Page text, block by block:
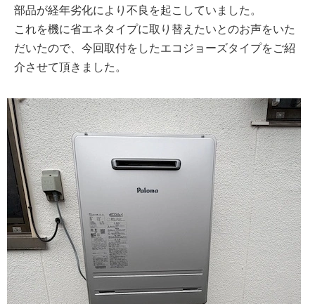
部品が経年劣化により不良を起こしていました。
これを機に省エネタイプに取り替えたいとのお声をいた
だいたので、今回取付をしたエコジョーズタイプをご紹
介させて頂きました。